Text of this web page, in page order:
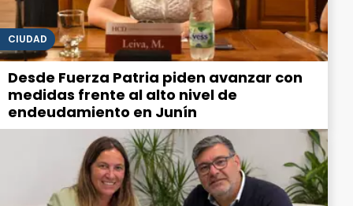
CIUDAD
Desde Fuerza Patria piden avanzar con
medidas frente al alto nivel de
endeudamiento en Junín